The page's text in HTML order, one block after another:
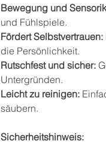
Bewegung und
und Fühlspiele.
Fördert Selbstvertrauen:
die Persönlichkeit.
Rutschfest und sicher:
Untergründen.
Leicht zu reinigen:
säubern.
Sicherheitshinweis: